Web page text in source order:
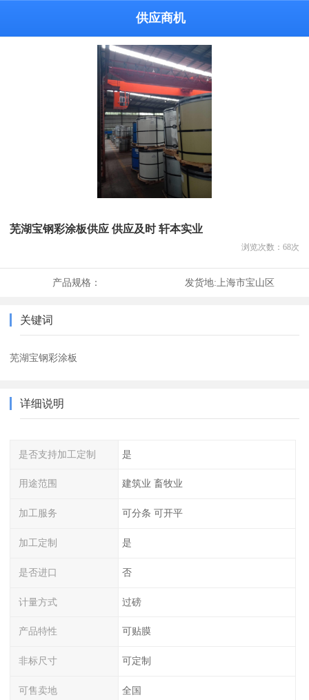
供应商机
芜湖宝钢彩涂板供应 供应及时 轩本实业
浏览次数： 68次
产品规格： 发货地:上海市宝山区
关键词
芜湖宝钢彩涂板
详细说明
是否支持加工定制 是
用途范围 建筑业 畜牧业
加工服务 可分条 可开平
加工定制 是
是否进口 否
计量方式 过磅
产品特性 可贴膜
非标尺寸 可定制
可售卖地 全国